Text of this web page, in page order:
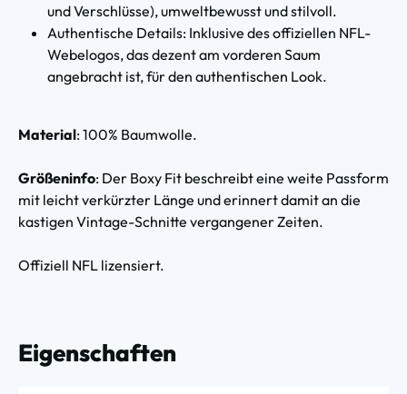
und Verschlüsse), umweltbewusst und stilvoll.
Authentische Details: Inklusive des offiziellen NFL-
Webelogos, das dezent am vorderen Saum
angebracht ist, für den authentischen Look.
Material: 100% Baumwolle.
Größeninfo: Der Boxy Fit beschreibt eine weite Passform
mit leicht verkürzter Länge und erinnert damit an die
kastigen Vintage-Schnitte vergangener Zeiten.
Offiziell NFL lizensiert.
Eigenschaften